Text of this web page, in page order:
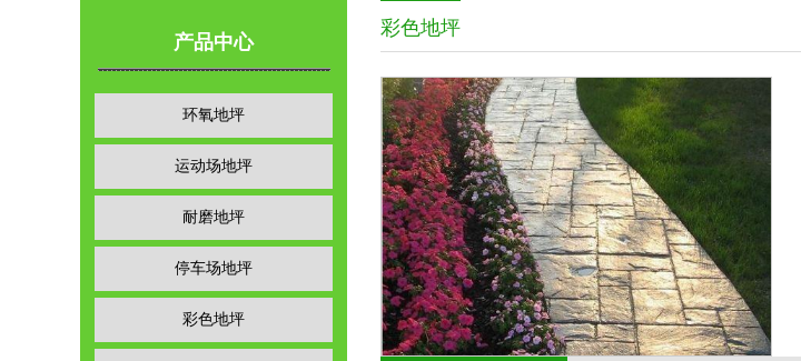
产品中心
环氧地坪
运动场地坪
耐磨地坪
停车场地坪
彩色地坪
彩色地坪